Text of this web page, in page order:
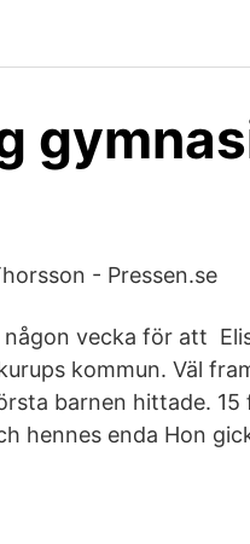
- Pressen.se
vecka för att
kommun. Väl
barnen hittade. 15
hennes enda Hon